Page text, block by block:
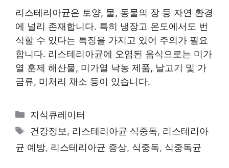
리스테리아균은 토양, 물, 동물의 장 등 자연 환경
에 널리 존재합니다. 특히 냉장고 온도에서도 번
식할 수 있다는 특징을 가지고 있어 주의가 필요
합니다. 리스테리아균에 오염된 음식으로는 미가
열 훈제 해산물, 미가열 낙농 제품, 날고기 및 가
금류, 미처리 채소 등이 있습니다.
카
테
리
지식큐레이터
태
그
건강정보 , 리스테리아균 식중독, 리스테리아
균 예방, 리스테리아균 증상, 식중독, 식중독균